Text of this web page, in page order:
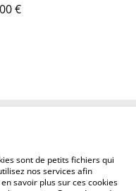
€
de cookies
sont de petits fichiers qui
nos services afin
savoir plus sur ces cookies